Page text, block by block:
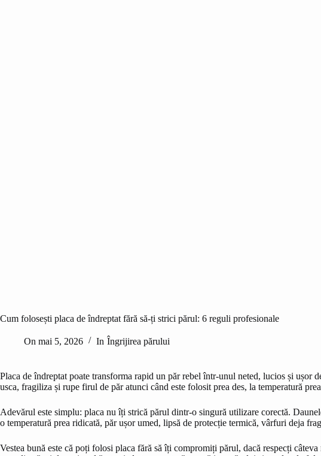
Cum folosești placa de îndreptat fără să-ți strici părul: 6 reguli profesionale
On mai 5, 2026 In Îngrijirea părului
Placa de îndreptat poate transforma rapid un păr rebel într-unul neted, lucios și ușor
usca, fragiliza și rupe firul de păr atunci când este folosit prea des, la temperatură
Adevărul este simplu: placa nu îți strică părul dintr-o singură utilizare corectă.
o temperatură prea ridicată, păr ușor umed, lipsă de protecție termică, vârfuri deja
Vestea bună este că poți folosi placa fără să îți compromiți părul, dacă respecți